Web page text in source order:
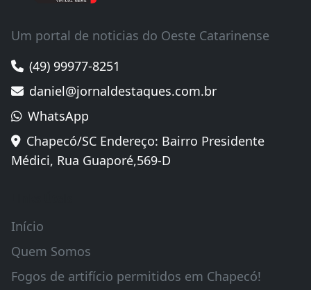
Um portal de noticias do Oeste Catarinense
(49) 99977-8251
daniel@jornaldestaques.com.br
WhatsApp
Chapecó/SC Endereço: Bairro Presidente
Médici, Rua Guaporé,569-D
Início
Quem Somos
Fogos de artifício permitidos em Chapecó!